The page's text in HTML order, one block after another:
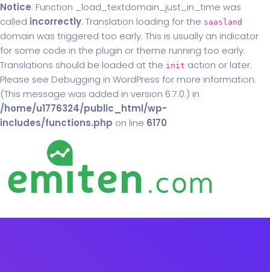
Notice: Function _load_textdomain_just_in_time was
called incorrectly. Translation loading for the saasland
domain was triggered too early. This is usually an indicator
for some code in the plugin or theme running too early.
Translations should be loaded at the init action or later.
Please see Debugging in WordPress for more information.
(This message was added in version 6.7.0.) in
/home/u1776324/public_html/wp-
includes/functions.php on line 6170